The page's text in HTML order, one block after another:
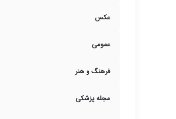
عکس
عمومی
فرهنگ و هنر
مجله پزشکی